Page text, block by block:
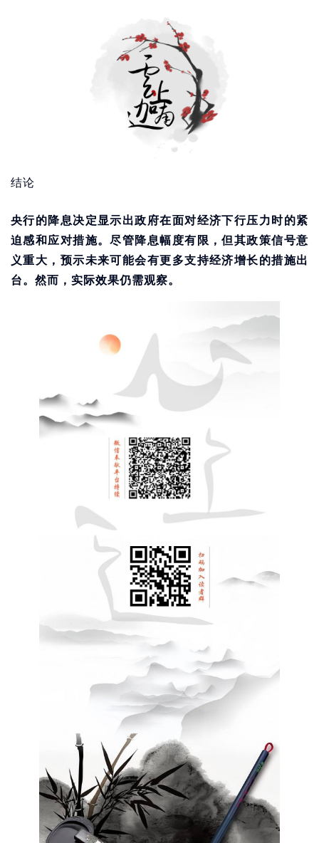
结论
央行的降息决定显示出政府在面对经济下行压力时的紧
迫感和应对措施。尽管降息幅度有限，但其政策信号意
义重大，预示未来可能会有更多支持经济增长的措施出
台。然而，实际效果仍需观察。